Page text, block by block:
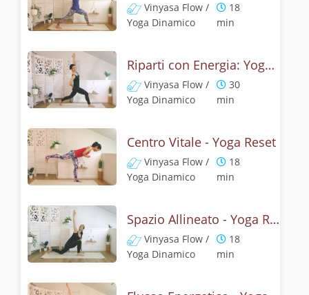
Vinyasa Flow /
Yoga Dinamico
18
min
Riparti con Energia: Yoga Reset
Vinyasa Flow /
Yoga Dinamico
30
min
Centro Vitale - Yoga Reset
Vinyasa Flow /
Yoga Dinamico
18
min
Spazio Allineato - Yoga Reset
Vinyasa Flow /
Yoga Dinamico
18
min